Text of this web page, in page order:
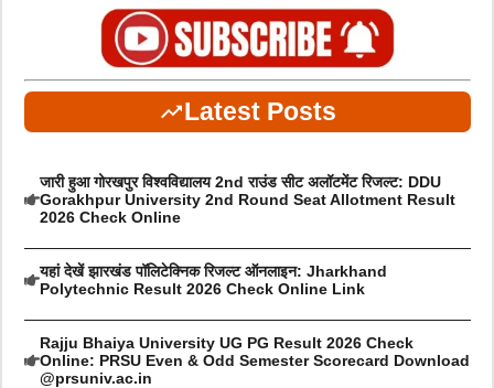
Latest Posts
जारी हुआ गोरखपुर विश्वविद्यालय 2nd राउंड सीट अलॉटमेंट रिजल्ट: DDU
Gorakhpur University 2nd Round Seat Allotment Result
2026 Check Online
यहां देखें झारखंड पॉलिटेक्निक रिजल्ट ऑनलाइन: Jharkhand
Polytechnic Result 2026 Check Online Link
Rajju Bhaiya University UG PG Result 2026 Check
Online: PRSU Even & Odd Semester Scorecard Download
@prsuniv.ac.in